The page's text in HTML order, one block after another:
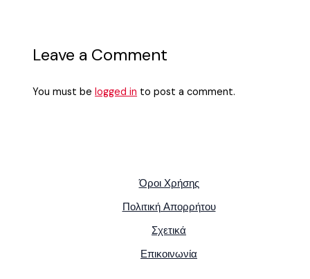
Leave a Comment
You must belogged in to post a comment.
Όροι Χρήσης
Πολιτική Απορρήτου
Σχετικά
Επικοινωνία